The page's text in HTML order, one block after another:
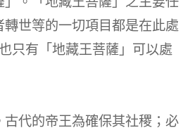
世等的一切項目都是在此處
只有「地藏王菩薩」可以處
代的帝王為確保其社稷；必